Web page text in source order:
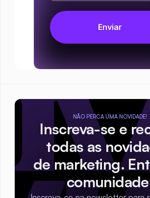
NÃO PERCA UMA NOVIDADE!
Inscreva-se e
todas as
de marketing.